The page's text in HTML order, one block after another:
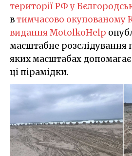
території РФ у
втимчасово окупованому
видання MotolkoHelp
масштабне розслідування
яких масштабах
ці пірамідки.